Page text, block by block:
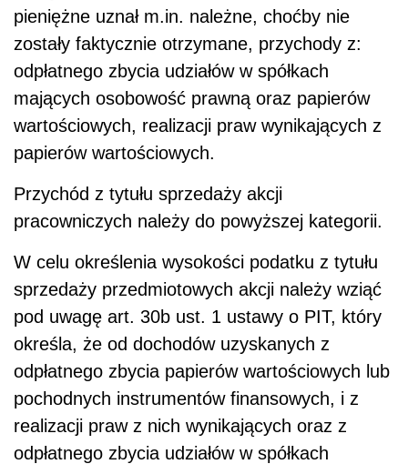
pieniężne uznał m.in. należne, choćby nie
zostały faktycznie otrzymane, przychody z:
odpłatnego zbycia udziałów w spółkach
mających osobowość prawną oraz papierów
wartościowych, realizacji praw wynikających z
papierów wartościowych.
Przychód z tytułu sprzedaży akcji
pracowniczych należy do powyższej kategorii.
W celu określenia wysokości podatku z tytułu
sprzedaży przedmiotowych akcji należy wziąć
pod uwagę art. 30b ust. 1 ustawy o PIT, który
określa, że od dochodów uzyskanych z
odpłatnego zbycia papierów wartościowych lub
pochodnych instrumentów finansowych, i z
realizacji praw z nich wynikających oraz z
odpłatnego zbycia udziałów w spółkach